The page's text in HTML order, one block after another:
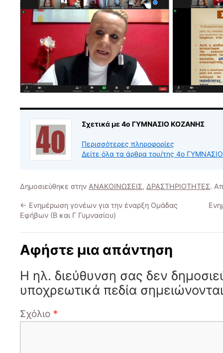
Σχετικά με 4ο ΓΥΜΝΑΣΙΟ ΚΟΖΑΝΗΣ
Περισσότερες πληροφορίες
Δείτε όλα τα άρθρα του/της 4ο
Δημοσιεύθηκε στην ΑΝΑΚΟΙΝΩΣΕΙΣ, ΔΡΑΣΤΗΡΙΟΤΗΤΕΣ.
← Ενημέρωση γονέων για την έναρξη Ομάδας
Εφήβων (Β και Γ Γυμνασίου)
Αφήστε μια απάντηση
Η ηλ. διεύθυνση σας δεν
υποχρεωτικά πεδία
Σχόλιο *